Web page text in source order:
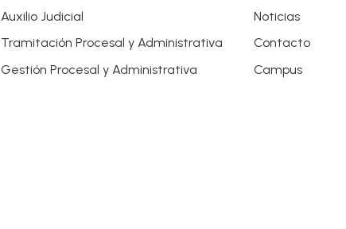
Auxilio Judicial
Tramitación Procesal y Administrativa
Gestión Procesal y Administrativa
Noticias
Contacto
Campus